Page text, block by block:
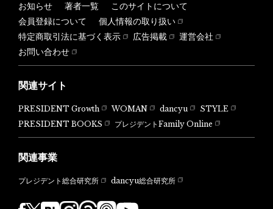
お知らせ 著者一覧
このサイトについて
会員登録について
個人情報の取り扱い
特定商取引法に基づく表示
広告掲載
運営会社
お問い合わせ
関連サイト
PRESIDENT Growth WOMAN dancyu
STYLE
PRESIDENT BOOKS
プレジデントFamily Online
関連事業
プレジデント総合研究所 dancyu総合研究所